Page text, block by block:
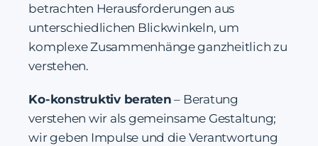
betrachten Herausforderungen aus
unterschiedlichen Blickwinkeln, um
komplexe Zusammenhänge ganzheitlich zu
verstehen.
Ko-konstruktiv beraten– Beratung
verstehen wir als gemeinsame Gestaltung;
wir geben Impulse und die Verantwortung